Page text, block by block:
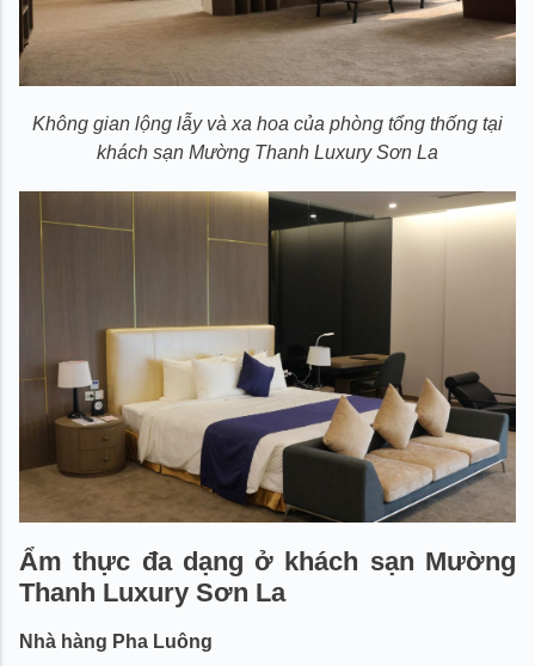
Không gian lộng lẫy và xa hoa của phòng tổng thống tại
khách sạn Mường Thanh Luxury Sơn La
Ẩm thực đa dạng ở khách sạn Mường
Thanh Luxury Sơn La
Nhà hàng Pha Luông